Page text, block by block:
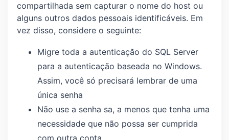
compartilhada sem capturar o nome do host ou
alguns outros dados pessoais identificáveis. Em
vez disso, considere o seguinte:
Migre toda a autenticação do SQL Server
para a autenticação baseada no Windows.
Assim, você só precisará lembrar de uma
única senha
Não use a senha sa, a menos que tenha uma
necessidade que não possa ser cumprida